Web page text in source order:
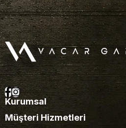
Kurumsal
Müşteri Hizmetleri